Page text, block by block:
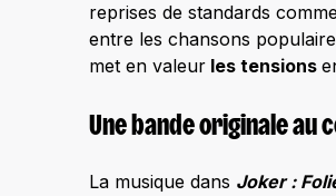
reprises de standards
entre les chansons
met en valeur les tensions
Une bande originale au
La musique dans Joker :